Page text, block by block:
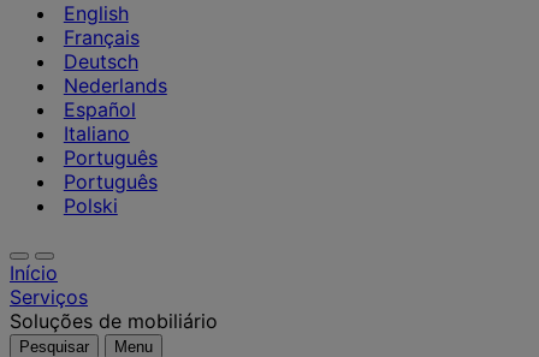
English
Français
Deutsch
Nederlands
Español
Italiano
Português
Português
Polski
Início
Serviços
Soluções de mobiliário
Pesquisar Menu